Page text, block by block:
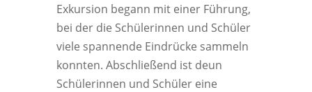
Exkursion begann mit einer Führung,
bei der die Schülerinnen und Schüler
viele spannende Eindrücke sammeln
konnten. Abschließend ist deun
Schülerinnen und Schüler eine